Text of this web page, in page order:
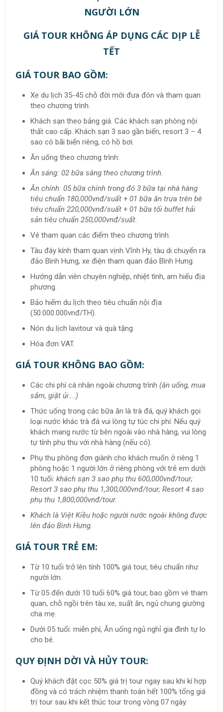
NGƯỜI LỚN
GIÁ TOUR KHÔNG ÁP DỤNG CÁC DỊP LỄ
TẾT
GIÁ TOUR BAO GỒM:
Xe du lịch 35-45 chỗ đời mới đưa đón và tham quan
theo chương trình.
Khách sạn theo bảng giá. Các khách sạn phòng nội
thất cao cấp. Khách sạn 3 sao gần biển, resort 3 – 4
sao có bãi biển riêng, có hồ bơi.
Ăn uống theo chương trình:
Ăn sáng: 02 bữa sáng theo chương trình.
Ăn chính: 05 bữa chính trong đó 3 bữa tại nhà hàng
tiêu chuẩn 180,000vnđ/suất + 01 bữa ăn trưa trên bè
tiêu chuẩn 220,000vnđ/suất + 01 bữa tối buffet hải
sản tiêu chuẩn 250,000vnđ/suất.
Vé tham quan các điểm theo chương trình.
Tàu đáy kính tham quan vịnh Vĩnh Hy, tàu di chuyển ra
đảo Bình Hưng, xe điện tham quan đảo Bình Hưng.
Hướng dẫn viên chuyên nghiệp, nhiệt tình, am hiểu địa
phương.
Bảo hiểm du lịch theo tiêu chuẩn nội địa
(50.000.000vnđ/TH).
Nón du lịch lavitour và quà tặng.
Hóa đơn VAT.
GIÁ TOUR KHÔNG BAO GỒM:
Các chi phí cá nhân ngoài chương trình (ăn uống, mua
sắm, giặt ủi….)
Thức uống trong các bữa ăn là trà đá, quý khách gọi
loại nước khác trà đá vui lòng tự túc chi phí. Nếu quý
khách mang nước từ bên ngoài vào nhà hàng, vui lòng
tự tính phụ thu với nhà hàng (nếu có).
Phụ thu phòng đơn giành cho khách muốn ở riêng 1
phòng hoặc 1 người lớn ở riêng phòng với trẻ em dưới
10 tuổi: khách sạn 3 sao phụ thu 600,000vnđ/tour;
Resort 3 sao phụ thu 1,300,000vnđ/tour; Resort 4 sao
phụ thu 1,800,000vnđ/tour.
Khách là Việt Kiều hoặc người nước ngoài không được
lên đảo Bình Hưng.
GIÁ TOUR TRẺ EM:
Từ 10 tuổi trở lên tính 100% giá tour, tiêu chuẩn như
người lớn.
Từ 05 đến dưới 10 tuổi 60% giá tour, bao gồm vé tham
quan, chỗ ngồi trên tàu xe, suất ăn, ngủ chung giường
cha mẹ.
Dưới 05 tuổi: miễn phí, Ăn uống ngủ nghỉ gia đình tự lo
cho bé.
QUY ĐỊNH DỜI VÀ HỦY TOUR:
Quý khách đặt cọc 50% giá trị tour ngay sau khi kí hợp
đồng và có trách nhiệm thanh toán hết 100% tổng giá
trị tour sau khi kết thúc tour trong vòng 07 ngày.